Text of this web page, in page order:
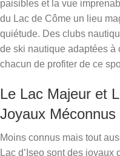
paisibles et la vue
du Lac de Côme un lieu
quiétude. Des clubs
de ski nautique adaptées à
chacun de profiter de ce
Le Lac Majeur et
Joyaux Méconnus
Moins connus mais tout
Lac d’Iseo sont des joyaux